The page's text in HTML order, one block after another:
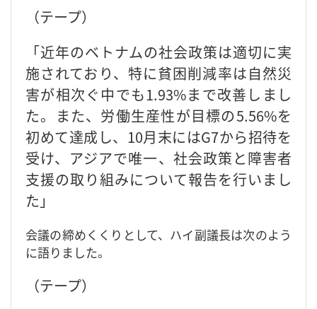
（テープ）
「近年のベトナムの社会政策は適切に実
施されており、特に貧困削減率は自然災
害が相次ぐ中でも1.93%まで改善しまし
た。また、労働生産性が目標の5.56%を
初めて達成し、10月末にはG7から招待を
受け、アジアで唯一、社会政策と障害者
支援の取り組みについて報告を行いまし
た」
会議の締めくくりとして、ハイ副議長は次のよう
に語りました。
（テープ）